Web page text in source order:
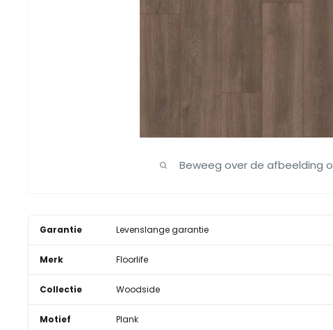
Beweeg over de afbeelding
Garantie Levenslange garantie
Merk Floorlife
Collectie Woodside
Motief Plank